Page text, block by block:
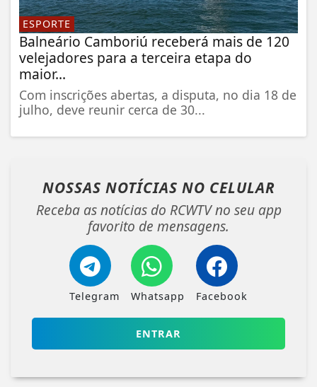
ESPORTE
Balneário Camboriú receberá mais de 120
velejadores para a terceira etapa do
maior...
Com inscrições abertas, a disputa, no dia 18 de
julho, deve reunir cerca de 30...
NOSSAS NOTÍCIAS NO CELULAR
Receba as notícias do RCWTV no seu app
favorito de mensagens.
Telegram Whatsapp Facebook
ENTRAR